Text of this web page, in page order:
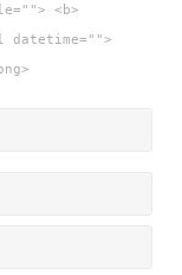
<b>
datetime="">